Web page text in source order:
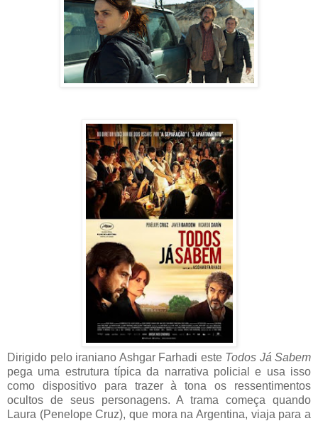
Dirigido pelo iraniano Ashgar Farhadi este Todos Já Sabem
pega uma estrutura típica da narrativa policial e usa isso
como dispositivo para trazer à tona os ressentimentos
ocultos de seus personagens. A trama começa quando
Laura (Penelope Cruz), que mora na Argentina, viaja para a